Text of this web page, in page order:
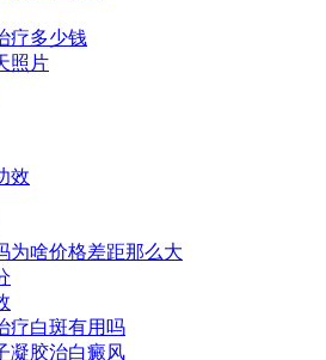
疗多少钱
照片
效
为啥价格差距那么大
疗白斑有用吗
凝胶治白癜风